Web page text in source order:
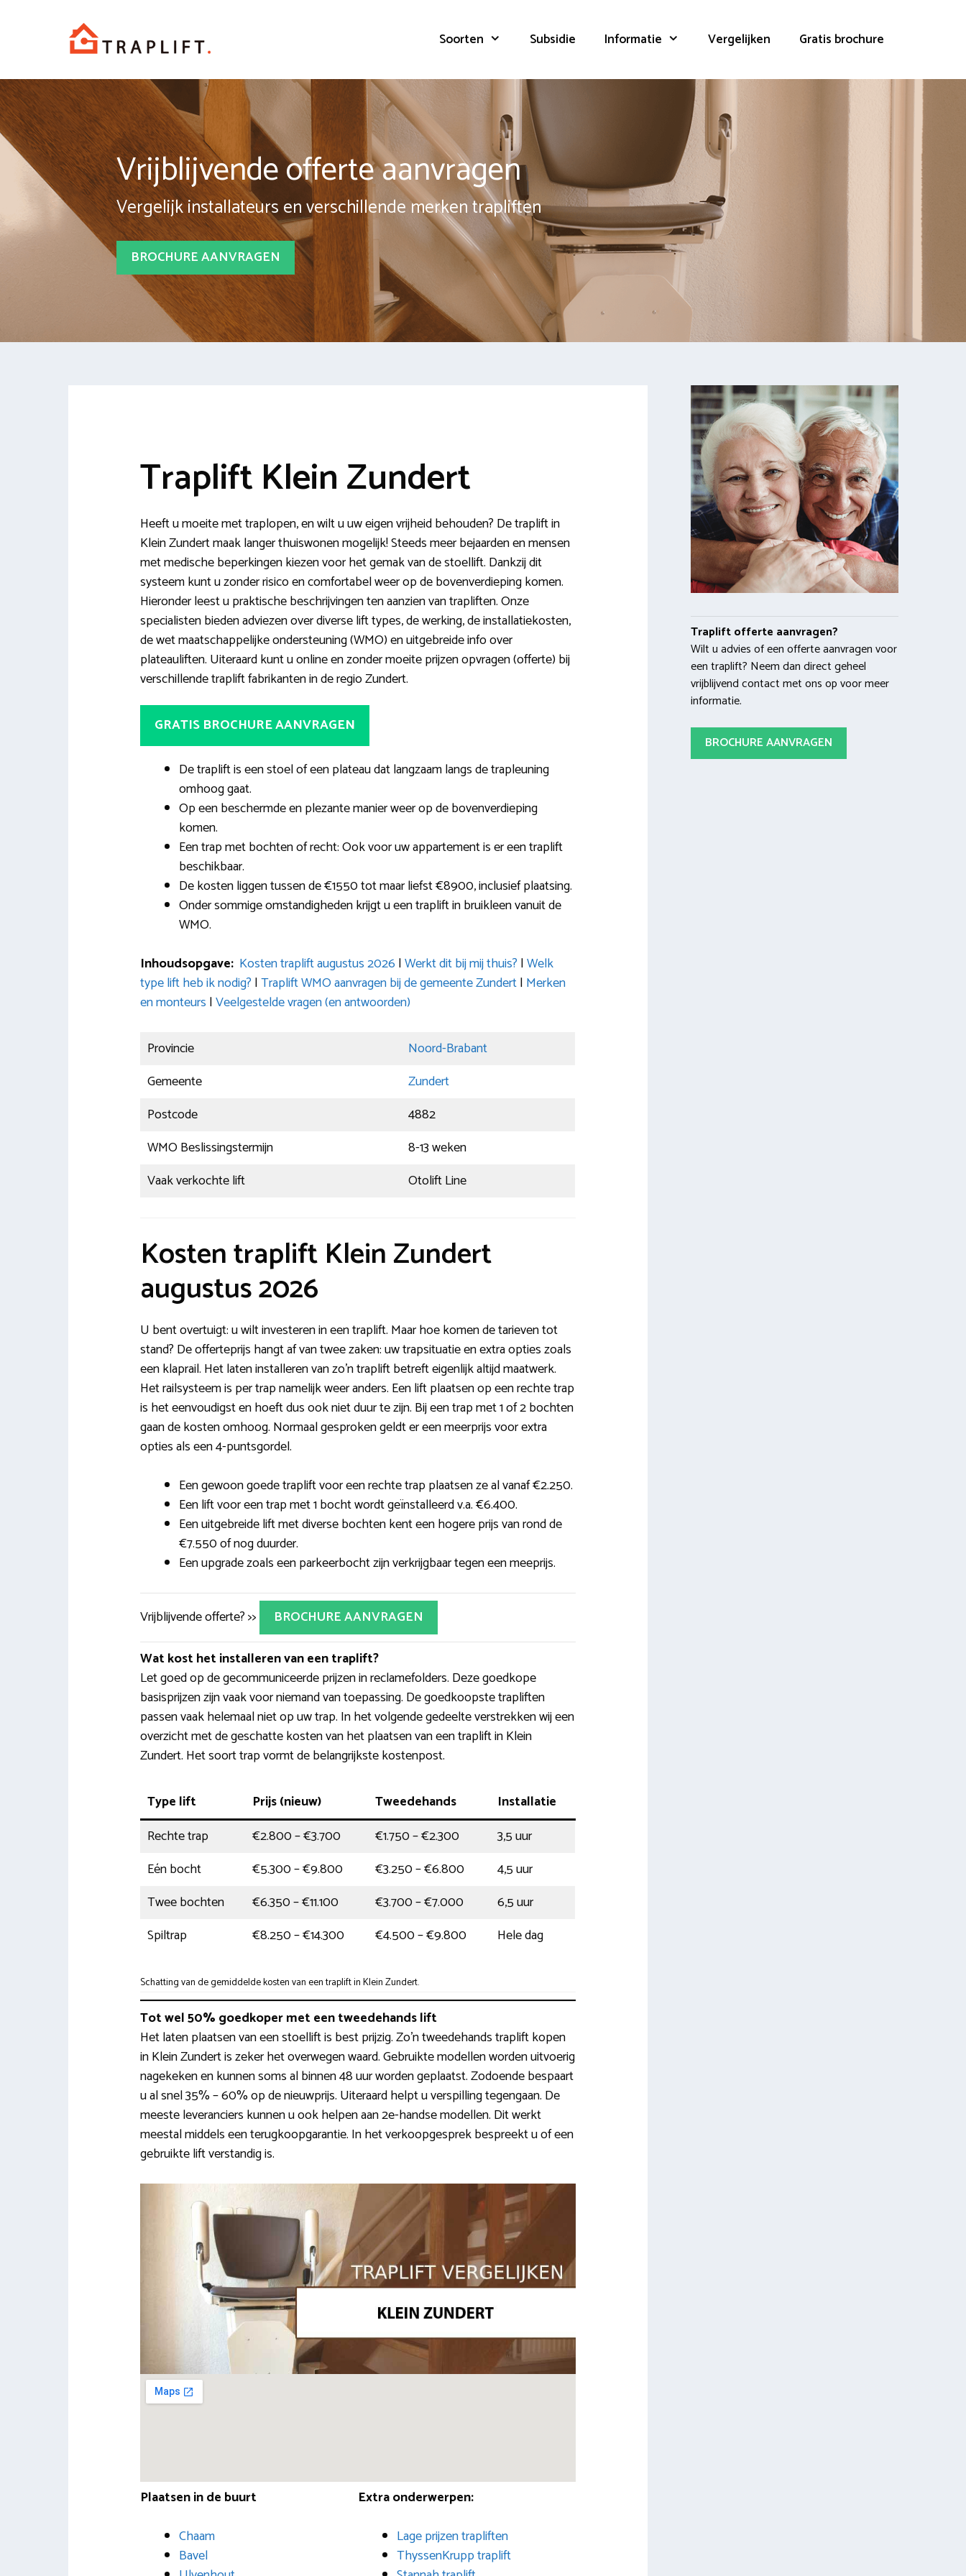
Soorten Subsidie Informatie Vergelijken Gratis brochure
Vrijblijvende offerte aanvragen
Vergelijk installateurs en verschillende merken trapliften
BROCHURE AANVRAGEN
Traplift Klein Zundert
Heeft u moeite met traplopen, en wilt u uw eigen vrijheid behouden? De traplift in
Klein Zundert maak langer thuiswonen mogelijk! Steeds meer bejaarden en mensen
met medische beperkingen kiezen voor het gemak van de stoellift. Dankzij dit
systeem kunt u zonder risico en comfortabel weer op de bovenverdieping komen.
Hieronder leest u praktische beschrijvingen ten aanzien van trapliften. Onze
specialisten bieden adviezen over diverse lift types, de werking, de installatiekosten,
de wet maatschappelijke ondersteuning (WMO) en uitgebreide info over
plateauliften. Uiteraard kunt u online en zonder moeite prijzen opvragen (offerte) bij
verschillende traplift fabrikanten in de regio Zundert.
GRATIS BROCHURE AANVRAGEN
De traplift is een stoel of een plateau dat langzaam langs de trapleuning
omhoog gaat.
Op een beschermde en plezante manier weer op de bovenverdieping
komen.
Een trap met bochten of recht: Ook voor uw appartement is er een traplift
beschikbaar.
De kosten liggen tussen de €1550 tot maar liefst €8900, inclusief plaatsing.
Onder sommige omstandigheden krijgt u een traplift in bruikleen vanuit de
WMO.
Inhoudsopgave: Kosten traplift augustus 2026 |Werkt dit bij mij thuis? |Welk
type lift heb ik nodig? |Traplift WMO aanvragen bij de gemeente Zundert| Merken
en monteurs |Veelgestelde vragen (en antwoorden)
Provincie
Noord-Brabant
Gemeente
Zundert
Postcode
4882
WMO Beslissingstermijn
8-13 weken
Vaak verkochte lift
Otolift Line
Kosten traplift Klein Zundert
augustus 2026
U bent overtuigt: u wilt investeren in een traplift. Maar hoe komen de tarieven tot
stand? De offerteprijs hangt af van twee zaken: uw trapsituatie en extra opties zoals
een klaprail. Het laten installeren van zo’n traplift betreft eigenlijk altijd maatwerk.
Het railsysteem is per trap namelijk weer anders. Een lift plaatsen op een rechte trap
is het eenvoudigst en hoeft dus ook niet duur te zijn. Bij een trap met 1 of 2 bochten
gaan de kosten omhoog. Normaal gesproken geldt er een meerprijs voor extra
opties als een 4-puntsgordel.
Een gewoon goede traplift voor een rechte trap plaatsen ze al vanaf €2.250.
Een lift voor een trap met 1 bocht wordt geïnstalleerd v.a. €6.400.
Een uitgebreide lift met diverse bochten kent een hogere prijs van rond de
€7.550 of nog duurder.
Een upgrade zoals een parkeerbocht zijn verkrijgbaar tegen een meeprijs.
Vrijblijvende offerte? >>
BROCHURE AANVRAGEN
Wat kost het installeren van een traplift?
Let goed op de gecommuniceerde prijzen in reclamefolders. Deze goedkope
basisprijzen zijn vaak voor niemand van toepassing. De goedkoopste trapliften
passen vaak helemaal niet op uw trap. In het volgende gedeelte verstrekken wij een
overzicht met de geschatte kosten van het plaatsen van een traplift in Klein
Zundert. Het soort trap vormt de belangrijkste kostenpost.
Type lift Prijs (nieuw) Tweedehands
Installatie
Rechte trap
€2.800 – €3.700 €1.750 – €2.300
3,5 uur
Eén bocht
€5.300 – €9.800 €3.250 – €6.800
4,5 uur
Twee bochten
€6.350 – €11.100 €3.700 – €7.000
6,5 uur
Spiltrap
€8.250 – €14.300 €4.500 – €9.800 Hele dag
Schatting van de gemiddelde kosten van een traplift in Klein Zundert.
Tot wel 50% goedkoper met een tweedehands lift
Het laten plaatsen van een stoellift is best prijzig. Zo’n tweedehands traplift kopen
in Klein Zundert is zeker het overwegen waard. Gebruikte modellen worden uitvoerig
nagekeken en kunnen soms al binnen 48 uur worden geplaatst. Zodoende bespaart
u al snel 35% – 60% op de nieuwprijs. Uiteraard helpt u verspilling tegengaan. De
meeste leveranciers kunnen u ook helpen aan 2e-handse modellen. Dit werkt
meestal middels een terugkoopgarantie. In het verkoopgesprek bespreekt u of een
gebruikte lift verstandig is.
Plaatsen in de buurt
Chaam
Bavel
Extra onderwerpen:
Lage prijzen trapliften
ThyssenKrupp traplift
Traplift offerte aanvragen?
Wilt u advies of een offerte aanvragen voor
een traplift? Neem dan direct geheel
vrijblijvend contact met ons op voor meer
informatie.
BROCHURE AANVRAGEN